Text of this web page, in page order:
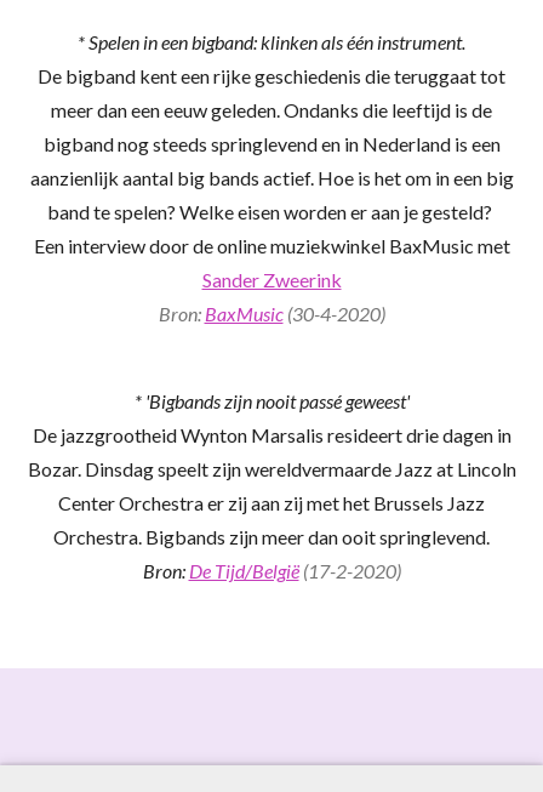
* Spelen in een bigband: klinken als één instrument.
De bigband kent een rijke geschiedenis die teruggaat tot
meer dan een eeuw geleden. Ondanks die leeftijd is de
bigband nog steeds springlevend en in Nederland is een
aanzienlijk aantal big bands actief. Hoe is het om in een big
band te spelen? Welke eisen worden er aan je gesteld?
Een interview door de online muziekwinkel BaxMusic met
Sander Zweerink
Bron: BaxMusic (30-4-2020)
* 'Bigbands zijn nooit passé geweest'
De jazzgrootheid Wynton Marsalis resideert drie dagen in
Bozar. Dinsdag speelt zijn wereldvermaarde Jazz at Lincoln
Center Orchestra er zij aan zij met het Brussels Jazz
Orchestra. Bigbands zijn meer dan ooit springlevend.
Bron: De Tijd/België(17-2-2020)